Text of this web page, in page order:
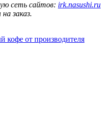
сеть сайтов: irk.nasushi.ru
заказ.
кофе от производителя